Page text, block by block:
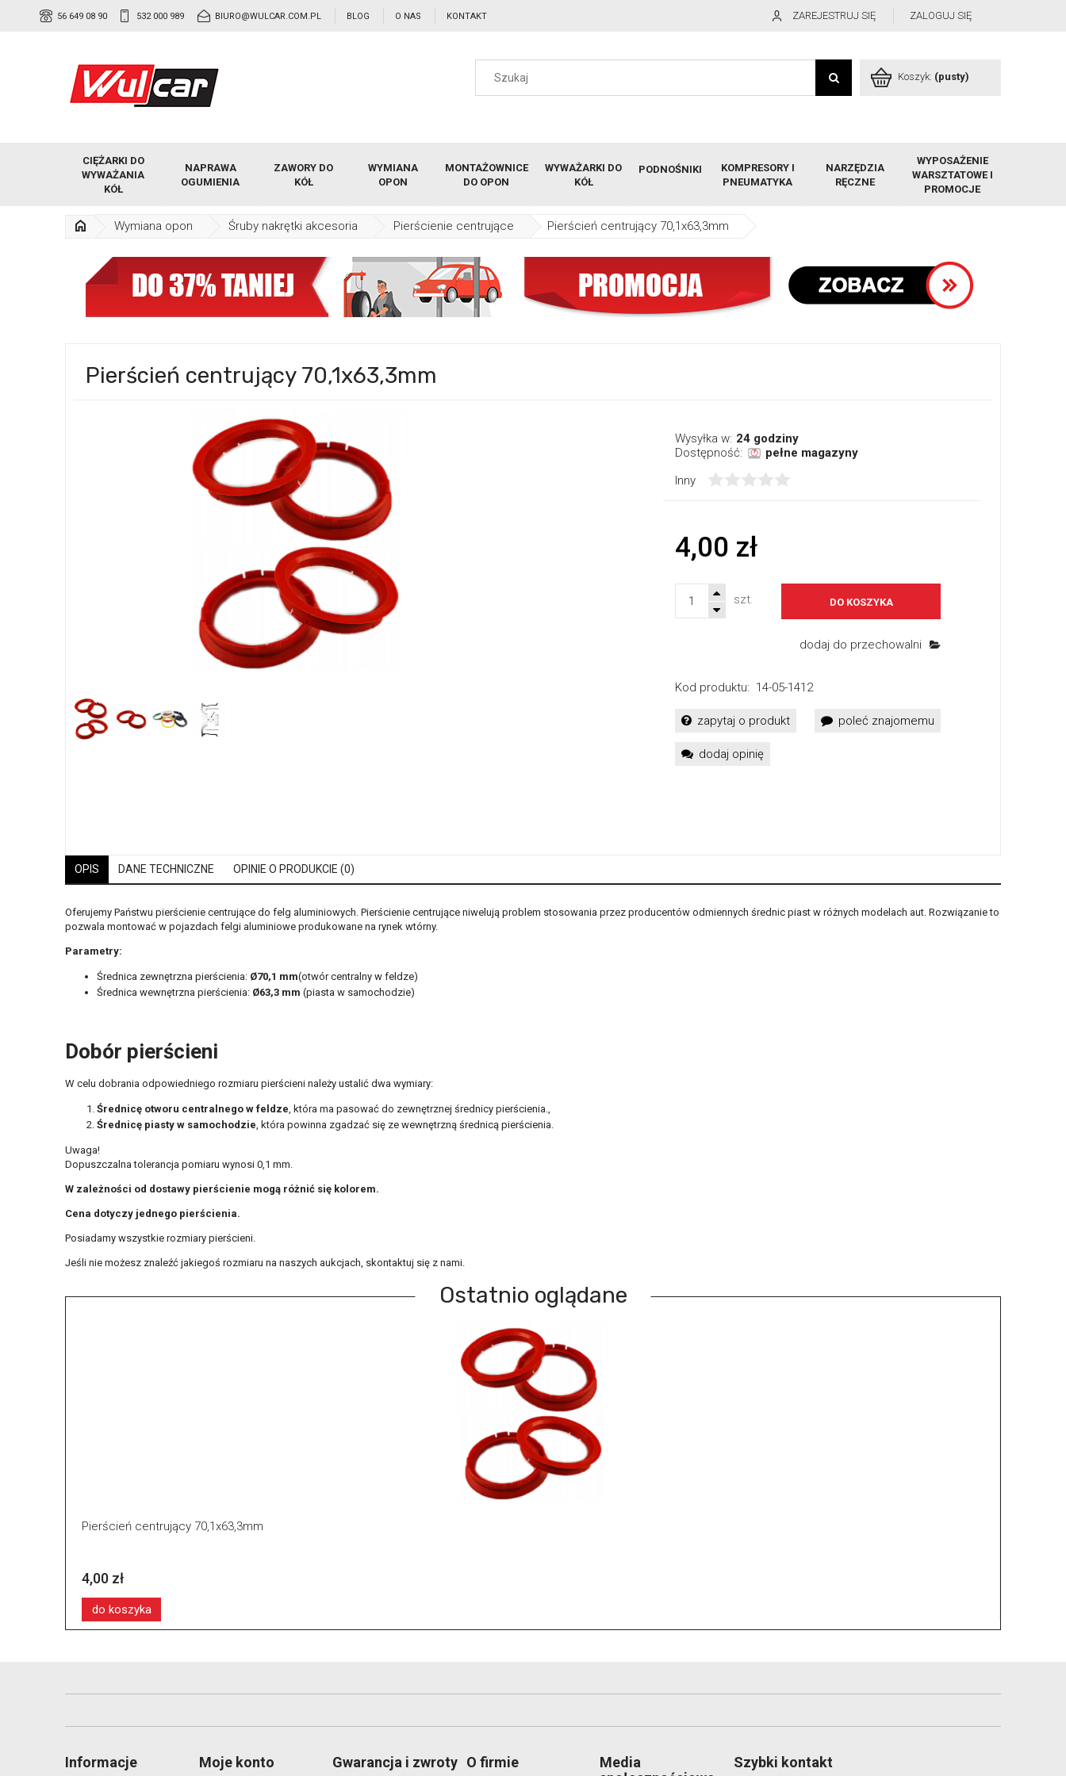
56 649 08 90 532 000 989 BIURO@WULCAR.COM.PL BLOG O NAS KONTAKT ZAREJESTRUJ SIĘ ZALOGUJ SIĘ
Koszyk: (pusty)
CIĘŻARKI DO
WYWAŻANIA
KÓŁ
NAPRAWA
OGUMIENIA
ZAWORY DO
KÓŁ
WYMIANA
OPON
MONTAŻOWNICE
DO OPON
WYWAŻARKI DO
KÓŁ
PODNOŚNIKI
KOMPRESORY I
PNEUMATYKA
NARZĘDZIA
RĘCZNE
WYPOSAŻENIE
WARSZTATOWE I
PROMOCJE
Wymiana opon Śruby nakrętki akcesoria Pierścienie centrujące Pierścień centrujący 70,1x63,3mm
Pierścień centrujący 70,1x63,3mm
Wysyłka w: 24 godziny
Dostępność:
pełne magazyny
Inny
4,00 zł
szt. DO KOSZYKA
dodaj do przechowalni
Kod produktu: 14-05-1412
zapytaj o produkt poleć znajomemu
dodaj opinię
OPIS DANE TECHNICZNE OPINIE O PRODUKCIE (0)
Oferujemy Państwu pierścienie centrujące do felg aluminiowych. Pierścienie centrujące niwelują problem stosowania przez producentów odmiennych średnic piast w różnych modelach aut. Rozwiązanie to
pozwala montować w pojazdach felgi aluminiowe produkowane na rynek wtórny.
Parametry:
Średnica zewnętrzna pierścienia: Ø70,1 mm(otwór centralny w feldze)
Średnica wewnętrzna pierścienia: Ø63,3 mm (piasta w samochodzie)
Dobór pierścieni
W celu dobrania odpowiedniego rozmiaru pierścieni należy ustalić dwa wymiary:
Średnicę otworu centralnego w feldze , która ma pasować do zewnętrznej średnicy pierścienia.,
Średnicę piasty w samochodzie , która powinna zgadzać się ze wewnętrzną średnicą pierścienia.
Uwaga!
Dopuszczalna tolerancja pomiaru wynosi 0,1 mm.
W zależności od dostawy pierścienie mogą różnić się kolorem.
Cena dotyczy jednego pierścienia.
Posiadamy wszystkie rozmiary pierścieni.
Jeśli nie możesz znaleźć jakiegoś rozmiaru na naszych aukcjach, skontaktuj się z nami.
Ostatnio oglądane
Pierścień centrujący 70,1x63,3mm
4,00 zł
do koszyka
Informacje Moje konto Gwarancja i zwroty O firmie
Media
Szybki kontakt